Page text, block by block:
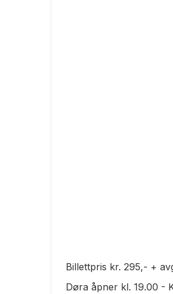
Billettpris kr. 295,- +
Døra åpner kl. 19.00 -